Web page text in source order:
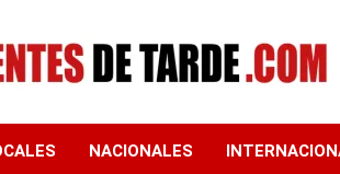
DE
NACIONALES